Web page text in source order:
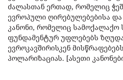
ძალასთან ერთად, რომელიც
ევროპული ღირებულებებისა და
კანონი, რომელიც სამოქალაქო
ფუნდამენტურ უფლებებს
ევროკავშირისკენ
პოლარიზაციას. [ასეთი